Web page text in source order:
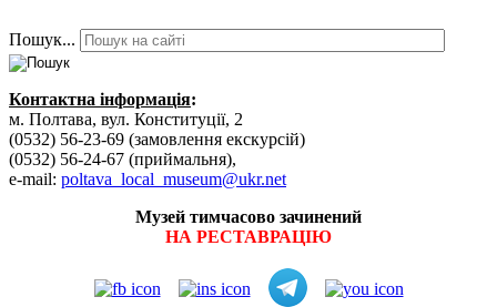
Пошук...
Контактна інформація:
м. Полтава, вул. Конституції, 2
(0532) 56-23-69 (замовлення екскурсій)
(0532) 56-24-67 (приймальня),
e-mail: poltava_local_museum@ukr.net
Музей тимчасово зачинений
НА РЕСТАВРАЦІЮ